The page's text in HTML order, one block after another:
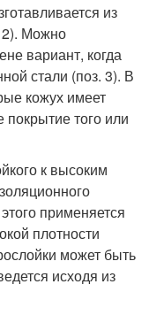
из
2). Можно
вариант, когда
стали (поз. 3). В
кожух имеет
того или
к высоким
применяется
плотности
может быть
исходя из